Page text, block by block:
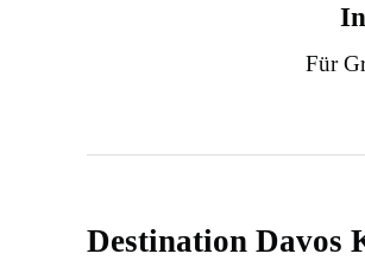
Für
Destination Davos